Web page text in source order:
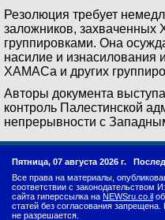
Резолюция требует
заложников,
группировками. Она
насилие и изнасилования
ХАМАСа и других
Авторы документа
контроль Палестинской
непрерывности с
Пятница, 07 августа 2026 г.
Все права на материалы,
соответствии с законодательством
сайта гиперссылка на NEWSru.co.il
статей без согласования
не разрешается.